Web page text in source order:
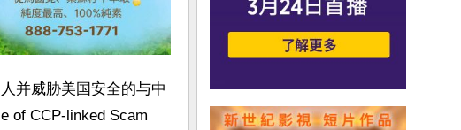
并威胁美国安全的与中
of CCP-linked Scam